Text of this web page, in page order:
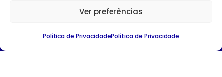
Ver preferências
Política de PrivacidadePolítica de Privacidade
Avenida Duque D’Ávila nº 75